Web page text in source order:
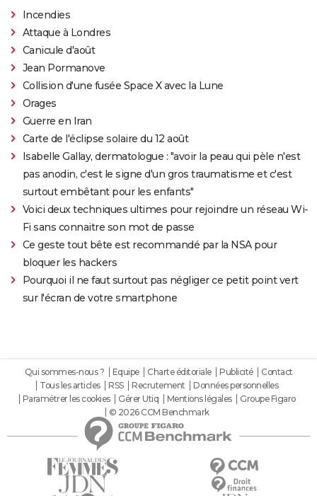
Incendies
Attaque à Londres
Canicule d'août
Jean Pormanove
Collision d'une fusée Space X avec la Lune
Orages
Guerre en Iran
Carte de l'éclipse solaire du 12 août
Isabelle Gallay, dermatologue : "avoir la peau qui pèle n'est
pas anodin, c'est le signe d'un gros traumatisme et c'est
surtout embêtant pour les enfants"
Voici deux techniques ultimes pour rejoindre un réseau Wi-
Fi sans connaitre son mot de passe
Ce geste tout bête est recommandé par la NSA pour
bloquer les hackers
Pourquoi il ne faut surtout pas négliger ce petit point vert
sur l'écran de votre smartphone
Qui sommes-nous ? Equipe Charte éditoriale Publicité
Contact
Tous les articles
RSS Recrutement
Données personnelles
Paramétrer les cookies
Gérer Utiq Mentions légales
Groupe Figaro
© 2026 CCM Benchmark